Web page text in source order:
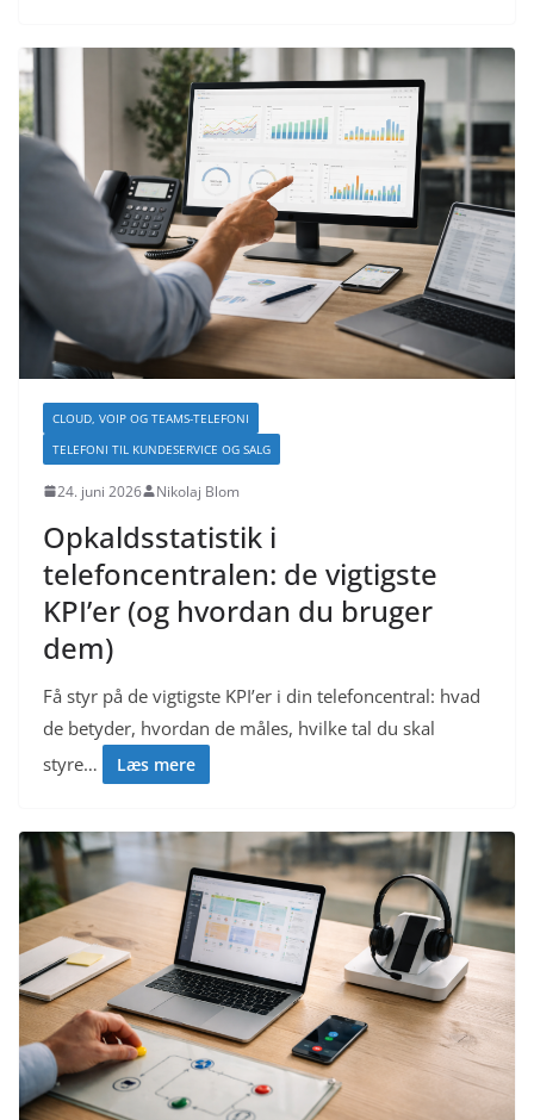
CLOUD, VOIP OG TEAMS-TELEFONI
TELEFONI TIL KUNDESERVICE OG SALG
24. juni 2026 Nikolaj Blom
Opkaldsstatistik i
telefoncentralen: de vigtigste
KPI’er (og hvordan du bruger
dem)
Få styr på de vigtigste KPI’er i din telefoncentral: hvad
de betyder, hvordan de måles, hvilke tal du skal
styre…
Læs mere